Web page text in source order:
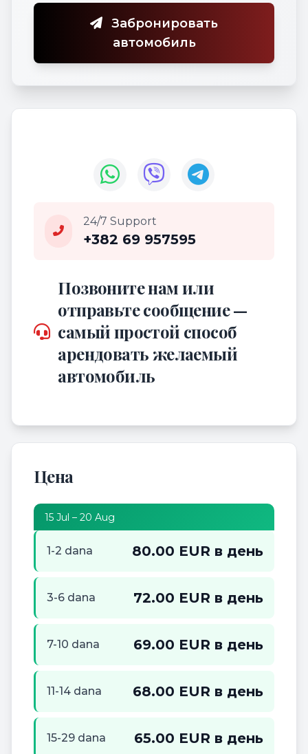
Забронировать
автомобиль
24/7 Support
+382 69 957595
Позвоните нам или
отправьте сообщение —
самый простой способ
арендовать желаемый
автомобиль
Цена
15 Jul – 20 Aug
1-2 dana 80.00 EUR в день
3-6 dana 72.00 EUR в день
7-10 dana 69.00 EUR в день
11-14 dana 68.00 EUR в день
15-29 dana 65.00 EUR в день